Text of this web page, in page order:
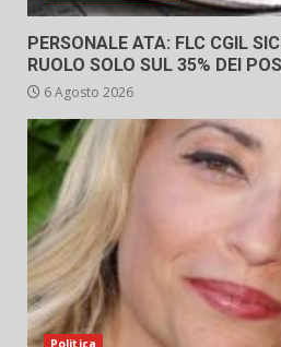
PERSONALE ATA: FLC CGIL
RUOLO SOLO SUL 35% DEI
6 Agosto 2026